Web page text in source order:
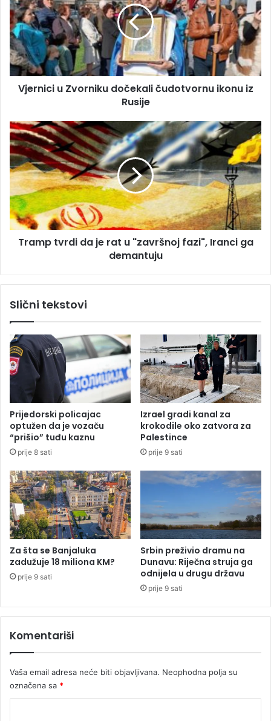
i
l
a
d
r
r
n
i
c
i
u
r
n
i
k
u
d
o
č
e
i
u
t
v
o
n
u
i
k
n
u
i
z
R
u
s
Vjernici u Zvorniku dočekali čudotvornu ikonu iz
Rusije
T
r
a
m
p
v
r
d
r
u
"
z
a
v
š
n
j
f
a
z
i
"
,
I
r
a
i
a
m
a
n
Tramp tvrdi da je rat u "završnoj fazi", Iranci ga
demantuju
Slični tekstovi
Prijedorski policajac
optužen da je vozaču
“prišio” tuđu kaznu
prije 8 sati
Izrael gradi kanal za
krokodile oko zatvora za
Palestince
prije 9 sati
Za šta se Banjaluka
zadužuje 18 miliona KM?
prije 9 sati
Srbin preživio dramu na
Dunavu: Riječna struja ga
odnijela u drugu državu
prije 9 sati
Komentariši
Vaša email adresa neće biti objavljivana. Neophodna polja su
označena sa *